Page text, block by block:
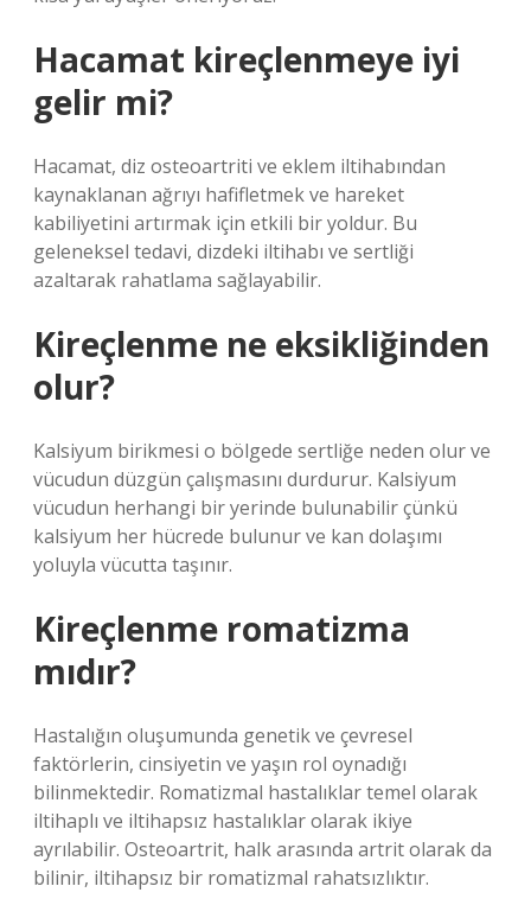
Hacamat kireçlenmeye iyi
gelir mi?
Hacamat, diz osteoartriti ve eklem iltihabından
kaynaklanan ağrıyı hafifletmek ve hareket
kabiliyetini artırmak için etkili bir yoldur. Bu
geleneksel tedavi, dizdeki iltihabı ve sertliği
azaltarak rahatlama sağlayabilir.
Kireçlenme ne eksikliğinden
olur?
Kalsiyum birikmesi o bölgede sertliğe neden olur ve
vücudun düzgün çalışmasını durdurur. Kalsiyum
vücudun herhangi bir yerinde bulunabilir çünkü
kalsiyum her hücrede bulunur ve kan dolaşımı
yoluyla vücutta taşınır.
Kireçlenme romatizma
mıdır?
Hastalığın oluşumunda genetik ve çevresel
faktörlerin, cinsiyetin ve yaşın rol oynadığı
bilinmektedir. Romatizmal hastalıklar temel olarak
iltihaplı ve iltihapsız hastalıklar olarak ikiye
ayrılabilir. Osteoartrit, halk arasında artrit olarak da
bilinir, iltihapsız bir romatizmal rahatsızlıktır.